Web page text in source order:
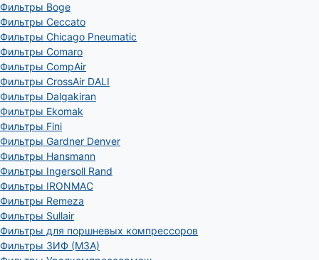
Фильтры Boge
Фильтры Ceccato
Фильтры Chicago Pneumatic
Фильтры Comaro
Фильтры CompAir
Фильтры CrossAir DALI
Фильтры Dalgakiran
Фильтры Ekomak
Фильтры Fini
Фильтры Gardner Denver
Фильтры Hansmann
Фильтры Ingersoll Rand
Фильтры IRONMAC
Фильтры Remeza
Фильтры Sullair
Фильтры для поршневых компрессоров
Фильтры ЗИФ (МЗА)